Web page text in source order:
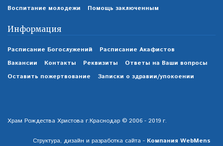
Воспитание молодежи
Помощь заключенным
Информация
Расписание Богослужений
Расписание Акафистов
Вакансии
Контакты Реквизиты
Ответы на Ваши вопросы
Оставить пожертвование
Записки о здравии/упокоении
Храм Рождества Христова г.Краснодар © 2006 - 2019 г.
Структура, дизайн и разработка сайта - Компания WebMens